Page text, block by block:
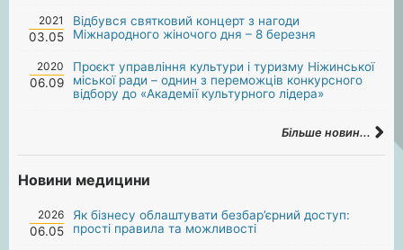
2021
03.05
Відбувся святковий концерт з нагоди
Міжнародного жіночого дня – 8 березня
2020
06.09
Проєкт управління культури і туризму Ніжинської
міської ради – однин з переможців конкурсного
відбору до «Академії культурного лідера»
Більше новин...
Новини медицини
2026
06.05
Як бізнесу облаштувати безбар’єрний доступ:
прості правила та можливості